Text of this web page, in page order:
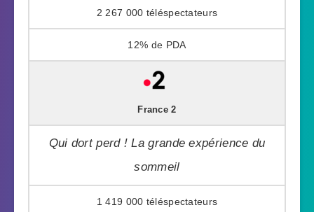
2 267 000
12%
France 2
Qui dort perd ! La grande expérience du
sommeil
1 419 000